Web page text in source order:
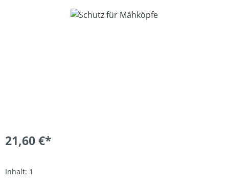
Bildergalerie überspringen
21,60 €*
Inhalt: 1